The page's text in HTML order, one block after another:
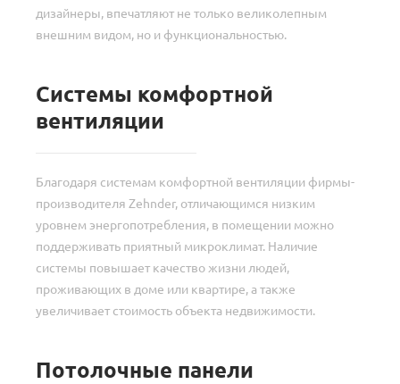
дизайнеры, впечатляют не только великолепным
внешним видом, но и функциональностью.
Системы комфортной
вентиляции
Благодаря системам комфортной вентиляции фирмы-
производителя Zehnder, отличающимся низким
уровнем энергопотребления, в помещении можно
поддерживать приятный микроклимат. Наличие
системы повышает качество жизни людей,
проживающих в доме или квартире, а также
увеличивает стоимость объекта недвижимости.
Потолочные панели